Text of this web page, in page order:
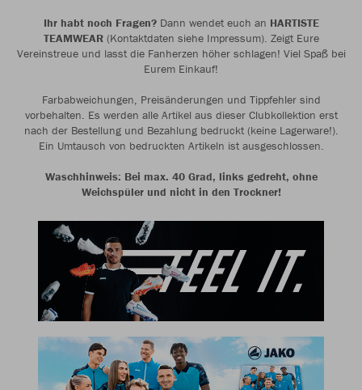
Ihr habt noch Fragen?Dann wendet euch an HARTISTE
TEAMWEAR(Kontaktdaten siehe Impressum). Zeigt Eure
Vereinstreue und lasst die Fanherzen höher schlagen! Viel Spaß bei
Eurem Einkauf!
Farbabweichungen, Preisänderungen und Tippfehler sind
vorbehalten. Es werden alle Artikel aus dieser Clubkollektion erst
nach der Bestellung und Bezahlung bedruckt (keine Lagerware!).
Ein Umtausch von bedruckten Artikeln ist ausgeschlossen.
Waschhinweis: Bei max. 40 Grad, links gedreht, ohne
Weichspüler und nicht in den Trockner!